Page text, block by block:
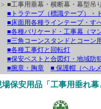
■工事用垂幕・横断幕・幕型吊
■トラテープ（標識テープ）・
■床面用各種ラインテープ・す
■各種バリケード・工事幕（マ
■三角コーンスタンドとコーン
■各種工事灯と回転灯
■保安ベストと合図灯・地域防
■腕章・胸章
■ 保護帽（ヘルメ
場保安用品「工事用垂れ